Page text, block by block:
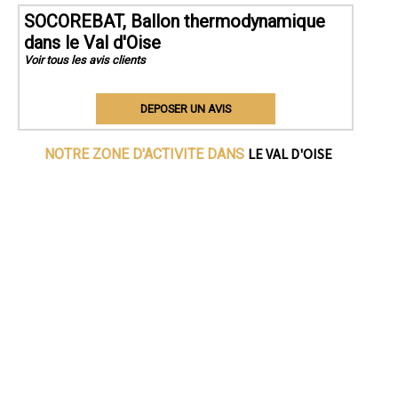
SOCOREBAT, Ballon thermodynamique
dans le Val d'Oise
Voir tous les avis clients
DEPOSER UN AVIS
NOTRE ZONE D'ACTIVITE DANS LE VAL D'OISE